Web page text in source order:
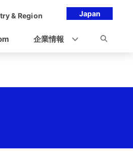
Japan
& Region
企業情報